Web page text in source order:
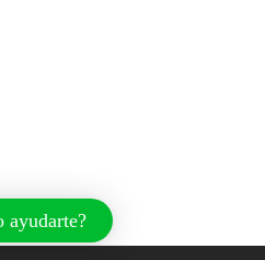
ayudarte?